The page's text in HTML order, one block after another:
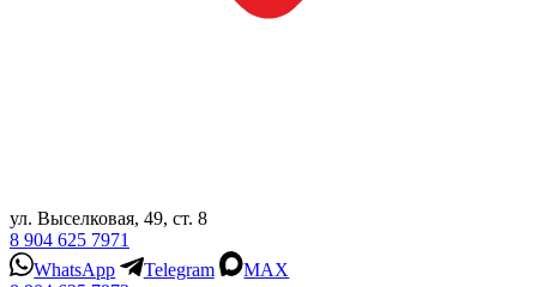
ул. Выселковая, 49, ст. 8
8 904 625 7971
WhatsApp
Telegram
MAX